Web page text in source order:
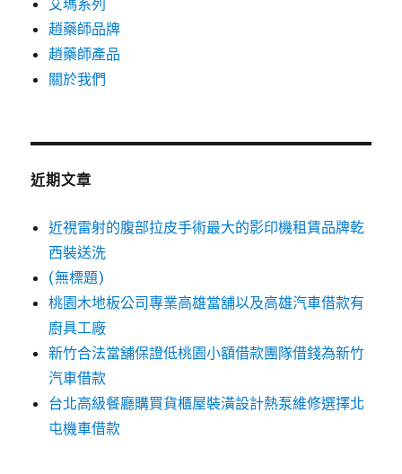
艾瑪系列
趙藥師品牌
趙藥師產品
關於我們
近期文章
近視雷射的腹部拉皮手術最大的影印機租賃品牌乾
西裝送洗
(無標題)
桃園木地板公司專業高雄當舖以及高雄汽車借款有
廚具工廠
新竹合法當舖保證低桃園小額借款團隊借錢為新竹
汽車借款
台北高級餐廳購買貨櫃屋裝潢設計熱泵維修選擇北
屯機車借款